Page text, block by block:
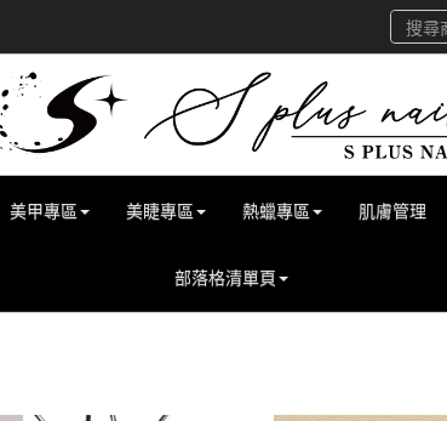
美甲專區 美睫專區 熱蠟專區 肌膚管理
部落格清單頁